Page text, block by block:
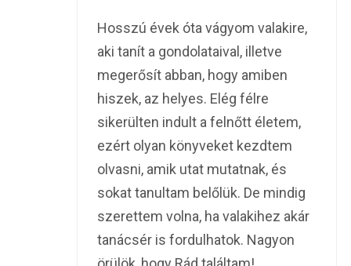
Hosszú évek óta vágyom valakire,
aki tanít a gondolataival, illetve
megerősít abban, hogy amiben
hiszek, az helyes. Elég félre
sikerülten indult a felnőtt életem,
ezért olyan könyveket kezdtem
olvasni, amik utat mutatnak, és
sokat tanultam belőlük. De mindig
szerettem volna, ha valakihez akár
tanácsér is fordulhatok. Nagyon